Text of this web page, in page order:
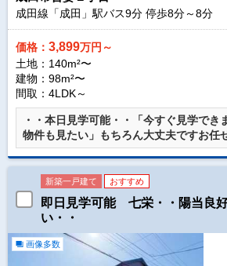
成田線「成田」駅バス9分 停歩8分～8分
価格： 3,899万円～
土地：140m²〜
建物：98m²〜
間取：4LDK～
・・本日見学可能・・「今すぐ見学でき
物件も見たい」もちろん大丈夫ですお任
新築一戸建て おすすめ
即日見学可能 七栄・・陽当良
い・・
画像多数